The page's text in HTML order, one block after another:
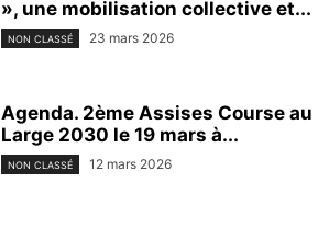
», une mobilisation collective et...
NON CLASSÉ 23 mars 2026
Agenda. 2ème Assises Course au
Large 2030 le 19 mars à...
NON CLASSÉ 12 mars 2026